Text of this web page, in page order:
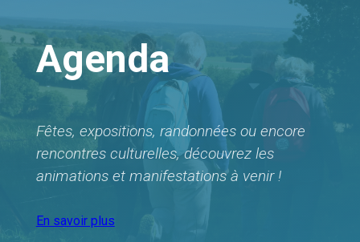
Agenda
Fêtes, expositions, randonnées ou encore
rencontres culturelles, découvrez les
animations et manifestations à venir !
En savoir plus